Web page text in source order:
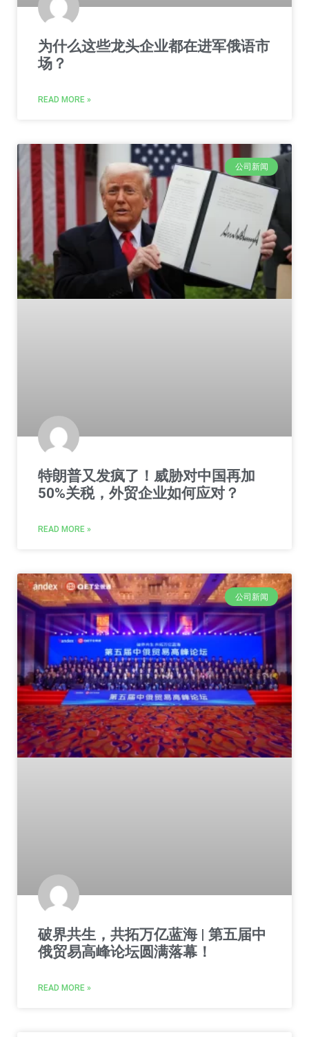
为什么这些龙头企业都在进军俄语市
场？
READ MORE »
公司新闻
特朗普又发疯了！威胁对中国再加
50%关税，外贸企业如何应对？
READ MORE »
公司新闻
破界共生，共拓万亿蓝海 | 第五届中
俄贸易高峰论坛圆满落幕！
READ MORE »